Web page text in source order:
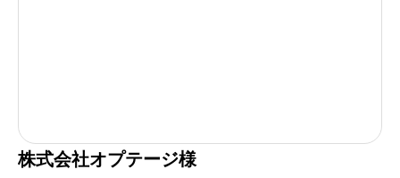
株式会社オプテージ様